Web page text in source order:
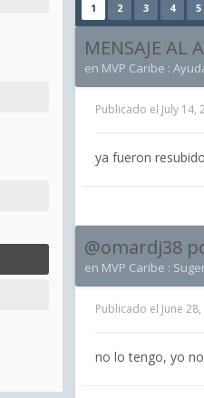
1 2 3 4 5
MENSAJE AL
en MVP Caribe :
Publicado el July 14,
ya fueron
@omardj38
en MVP Caribe :
Publicado el June
no lo tengo, yo